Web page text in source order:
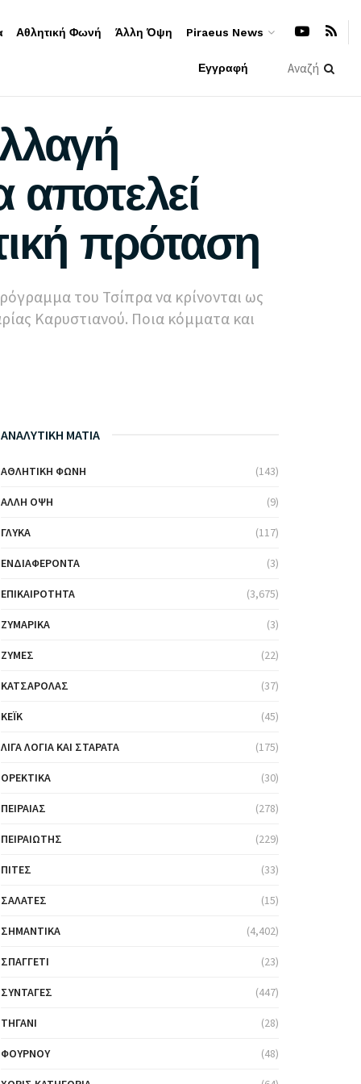
Αθλητική Φωνή Άλλη Όψη Piraeus News
Εγγραφή
πρόταση
του Τσίπρα να κρίνονται ως
Καρυστιανού. Ποια κόμματα και
ΑΝΑΛΥΤΙΚΗ ΜΑΤΙΑ
ΑΘΛΗΤΙΚΉ ΦΩΝΉ (143)
ΆΛΛΗ ΌΨΗ (9)
ΓΛΥΚΆ (117)
ΕΝΔΙΑΦΈΡΟΝΤΑ (3)
ΕΠΙΚΑΙΡΌΤΗΤΑ (3,675)
ΖΥΜΑΡΙΚΆ (3)
ΖΎΜΕΣ (22)
ΚΑΤΣΑΡΌΛΑΣ (37)
ΚΈΙΚ (45)
ΛΊΓΑ ΛΌΓΙΑ ΚΑΙ ΣΤΑΡΆΤΑ (175)
ΟΡΕΚΤΙΚΆ (30)
ΠΕΙΡΑΙΆΣ (278)
ΠΕΙΡΑΙΏΤΗΣ (229)
ΠΊΤΕΣ (33)
ΣΑΛΆΤΕΣ (15)
ΣΗΜΑΝΤΙΚΆ (4,402)
ΣΠΑΓΓΈΤΙ (23)
ΣΥΝΤΑΓΈΣ (447)
ΤΗΓΆΝΙ (28)
ΦΟΎΡΝΟΥ (48)